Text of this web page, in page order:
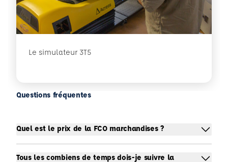
Le simulateur 3T5
Questions fréquentes
Quel est le prix de la FCO marchandises ?
Tous les combiens de temps dois-je suivre la